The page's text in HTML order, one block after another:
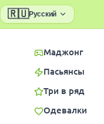
🇷🇺Русский
Маджонг
Пасьянсы
Три в ряд
Одевалки